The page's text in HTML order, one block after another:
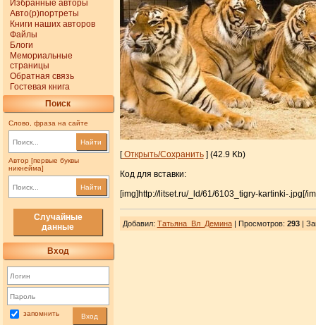
Избранные авторы
Авто(р)портреты
Книги наших авторов
Файлы
Блоги
Мемориальные
страницы
Обратная связь
Гостевая книга
Поиск
Слово, фраза на сайте
Найти
Автор [первые буквы
никнейма]
Найти
Случайные
данные
Вход
запомнить Вход
[Открыть/Сохранить] (42.9 Kb)
Код для вставки:
[img]http://litset.ru/_ld/61/6103_tigry-kartinki-.jpg[/
Добавил: Татьяна_Вл_Демина| Просмотров: 293|